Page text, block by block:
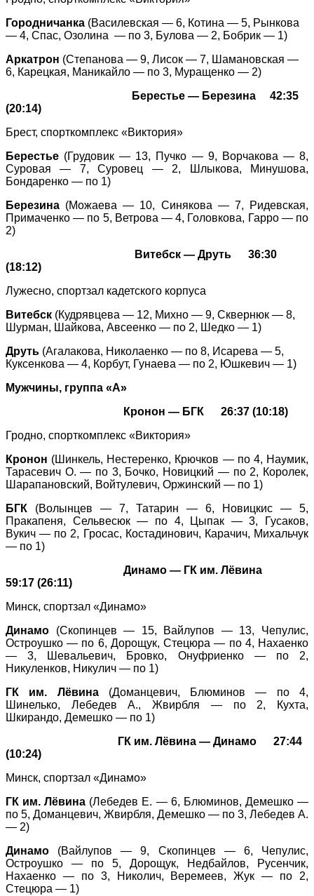
Городничанка (Василевская — 6, Котина — 5, Рынкова
— 4, Спас, Озолина — по 3, Булова — 2, Бобрик — 1)
Аркатрон (Степанова — 9, Лисок — 7, Шамановская —
6, Карецкая, Маникайло — по 3, Муращенко — 2)
Берестье — Березина 42:35
(20:14)
Брест, спорткомплекс «Виктория»
Берестье (Грудовик — 13, Пучко — 9, Ворчакова — 8,
Суровая — 7, Суровец — 2, Шлыкова, Минушова,
Бондаренко — по 1)
Березина (Можаева — 10, Синякова — 7, Ридевская,
Примаченко — по 5, Ветрова — 4, Головкова, Гарро — по
2)
Витебск — Друть 36:30
(18:12)
Лужесно, спортзал кадетского корпуса
Витебск (Кудрявцева — 12, Михно — 9, Сквернюк — 8,
Шурман, Шайкова, Авсеенко — по 2, Шедко — 1)
Друть (Агалакова, Николаенко — по 8, Исарева — 5,
Куксенкова — 4, Корбут, Гунаева — по 2, Юшкевич — 1)
Мужчины, группа «А»
Кронон — БГК 26:37 (10:18)
Гродно, спорткомплекс «Виктория»
Кронон (Шинкель, Нестеренко, Крючков — по 4, Наумик,
Тарасевич О. — по 3, Бочко, Новицкий — по 2, Королек,
Шарапановский, Войтулевич, Оржинский — по 1)
БГК (Волынцев — 7, Татарин — 6, Новицкис — 5,
Пракапеня, Сельвесюк — по 4, Цыпак — 3, Гусаков,
Вукич — по 2, Гросас, Костадинович, Карачич, Михальчук
— по 1)
Динамо — ГК им. Лёвина
59:17 (26:11)
Минск, спортзал «Динамо»
Динамо (Скопинцев — 15, Вайлупов — 13, Чепулис,
Остроушко — по 6, Дорощук, Стецюра — по 4, Нахаенко
— 3, Шевальевич, Бровко, Онуфриенко — по 2,
Никуленков, Никулич — по 1)
ГК им. Лёвина(Доманцевич, Блюминов — по 4,
Шинелько, Лебедев А., Жвирбля — по 2, Кухта,
Шкирандо, Демешко — по 1)
ГК им. Лёвина — Динамо 27:44
(10:24)
Минск, спортзал «Динамо»
ГК им. Лёвина (Лебедев Е. — 6, Блюминов, Демешко —
по 5, Доманцевич, Жвирбля, Демешко — по 3, Лебедев А.
— 2)
Динамо (Вайлупов — 9, Скопинцев — 6, Чепулис,
Остроушко — по 5, Дорощук, Недбайлов, Русенчик,
Нахаенко — по 3, Николич, Веремеев, Жук — по 2,
Стецюра — 1)